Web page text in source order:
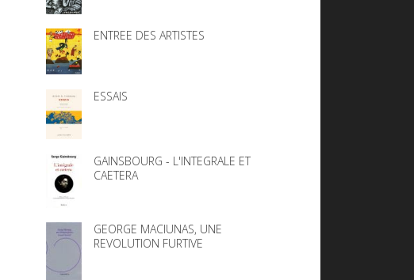
ENTREE DES ARTISTES
ESSAIS
GAINSBOURG - L'INTEGRALE ET
CAETERA
GEORGE MACIUNAS, UNE
REVOLUTION FURTIVE